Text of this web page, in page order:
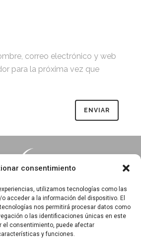
consentimiento
utilizamos tecnologías como las
acceder a la información del dispositivo. El
nos permitirá procesar datos como
o las identificaciones únicas en este
el consentimiento, puede afectar
y funciones.
correo electrónico y web
para la próxima vez que
Terapéutico y Escuela de Yoga
25, 1°A y 1ºB 39003
Cantabria